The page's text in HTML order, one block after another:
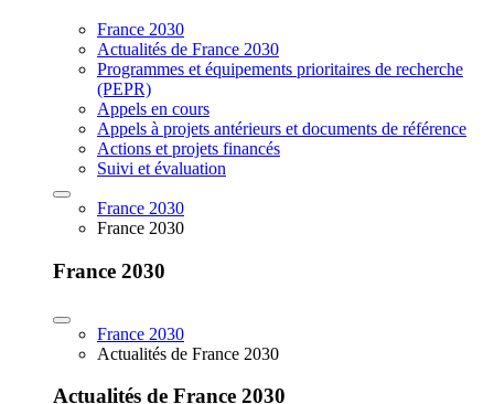
France 2030
Actualités de France 2030
Programmes et équipements prioritaires de recherche
(PEPR)
Appels en cours
Appels à projets antérieurs et documents de référence
Actions et projets financés
Suivi et évaluation
France 2030
France 2030
France 2030
France 2030
Actualités de France 2030
Actualités de France 2030